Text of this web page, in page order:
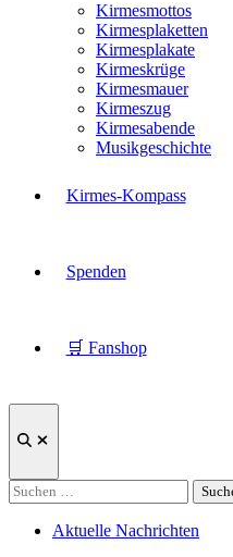
Kirmesmottos
Kirmesplaketten
Kirmesplakate
Kirmeskrüge
Kirmesmauer
Kirmeszug
Kirmesabende
Musikgeschichte
Kirmes-Kompass
Spenden
🛒 Fanshop
Suche
Suchen
nach:
Veröffentlicht
Aktuelle Nachrichten